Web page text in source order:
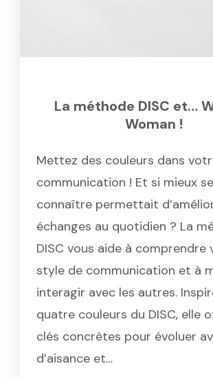
La méthode DISC et…
Woman !
Mettez des couleurs dans
communication ! Et si mieux se
connaître permettait
échanges au quotidien ? La
DISC vous aide à comprendre
style de communication et à
interagir avec les autres.
quatre couleurs du DISC, elle
clés concrètes pour évoluer
d’aisance et…